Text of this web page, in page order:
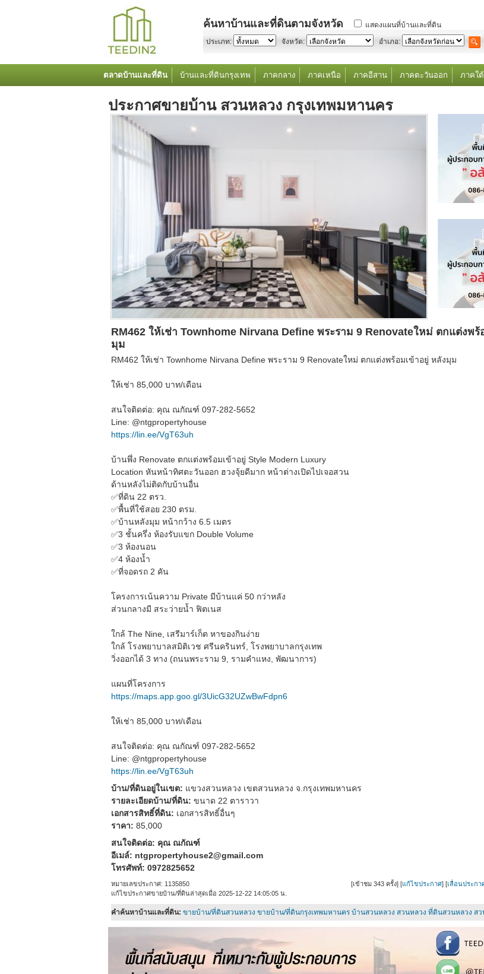
ค้นหาบ้านและที่ดินตามจังหวัด
แสดงแผนที่บ้านและที่ดิน
ประเภท:
จังหวัด: อำเภอ:
ตลาดบ้านและที่ดิน บ้านและที่ดินกรุงเทพ ภาคกลาง ภาคเหนือ ภาคอีสาน ภาคตะวันออก ภาคใต้
ประกาศขายบ้าน สวนหลวง กรุงเทพมหานคร
RM462 ให้เช่า Townhome Nirvana Define พระราม 9 Renovateใหม่ ตกแต่งพร้
มุม
RM462 ให้เช่า Townhome Nirvana Define พระราม 9 Renovateใหม่ ตกแต่งพร้อมเข้าอยู่ หลังมุม
ให้เช่า 85,000 บาท/เดือน
สนใจติดต่อ: คุณ ณกัณฑ์ 097-282-5652
Line: @ntgpropertyhouse
https://lin.ee/VgT63uh
บ้านพึ่ง Renovate ตกแต่งพร้อมเข้าอยู่ Style Modern Luxury
Location หันหน้าทิศตะวันออก ฮวงจุ้ยดีมาก หน้าต่างเปิดไปเจอสวน
ด้านหลังไม่ติดกับบ้านอื่น
✅ที่ดิน 22 ตรว.
✅พื้นที่ใช้สอย 230 ตรม.
✅บ้านหลังมุม หน้ากว้าง 6.5 เมตร
✅3 ชั้นครึ่ง ห้องรับแขก Double Volume
✅3 ห้องนอน
✅4 ห้องน้ำ
✅ที่จอดรถ 2 คัน
โครงการเน้นความ Private มีบ้านแค่ 50 กว่าหลัง
ส่วนกลางมี สระว่ายน้ำ ฟิตเนส
ใกล้ The Nine, เสรีมาร์เก็ต หาของกินง่าย
ใกล้ โรงพยาบาลสมิติเวช ศรีนครินทร์, โรงพยาบาลกรุงเทพ
วิ่งออกได้ 3 ทาง (ถนนพระราม 9, รามคำแหง, พัฒนาการ)
แผนที่โครงการ
https://maps.app.goo.gl/3UicG32UZwBwFdpn6
ให้เช่า 85,000 บาท/เดือน
สนใจติดต่อ: คุณ ณกัณฑ์ 097-282-5652
Line: @ntgpropertyhouse
https://lin.ee/VgT63uh
บ้าน/ที่ดินอยู่ในเขต: แขวงสวนหลวง เขตสวนหลวง จ.กรุงเทพมหานคร
รายละเอียดบ้าน/ที่ดิน: ขนาด 22 ตาราวา
เอกสารสิทธิ์ที่ดิน: เอกสารสิทธิ์อื่นๆ
ราคา: 85,000
สนใจติดต่อ: คุณ ณกัณฑ์
อีเมล์: ntgpropertyhouse2@gmail.com
โทรศัพท์: 0972825652
[เข้าชม 343ครั้ง] [แก้ไขประกาศ] [เลื่อนประก
หมายเลขประกาศ: 1135850
แก้ไขประกาศขายบ้าน/ที่ดินล่าสุดเมื่อ 2025-12-22 14:05:05 น.
คำค้นหาบ้านและที่ดิน: ขายบ้าน/ที่ดินสวนหลวง ขายบ้าน/ที่ดินกรุงเทพมหานคร บ้านสวนหลวง สวนหลวง ที่ดินสวนหลวง สว